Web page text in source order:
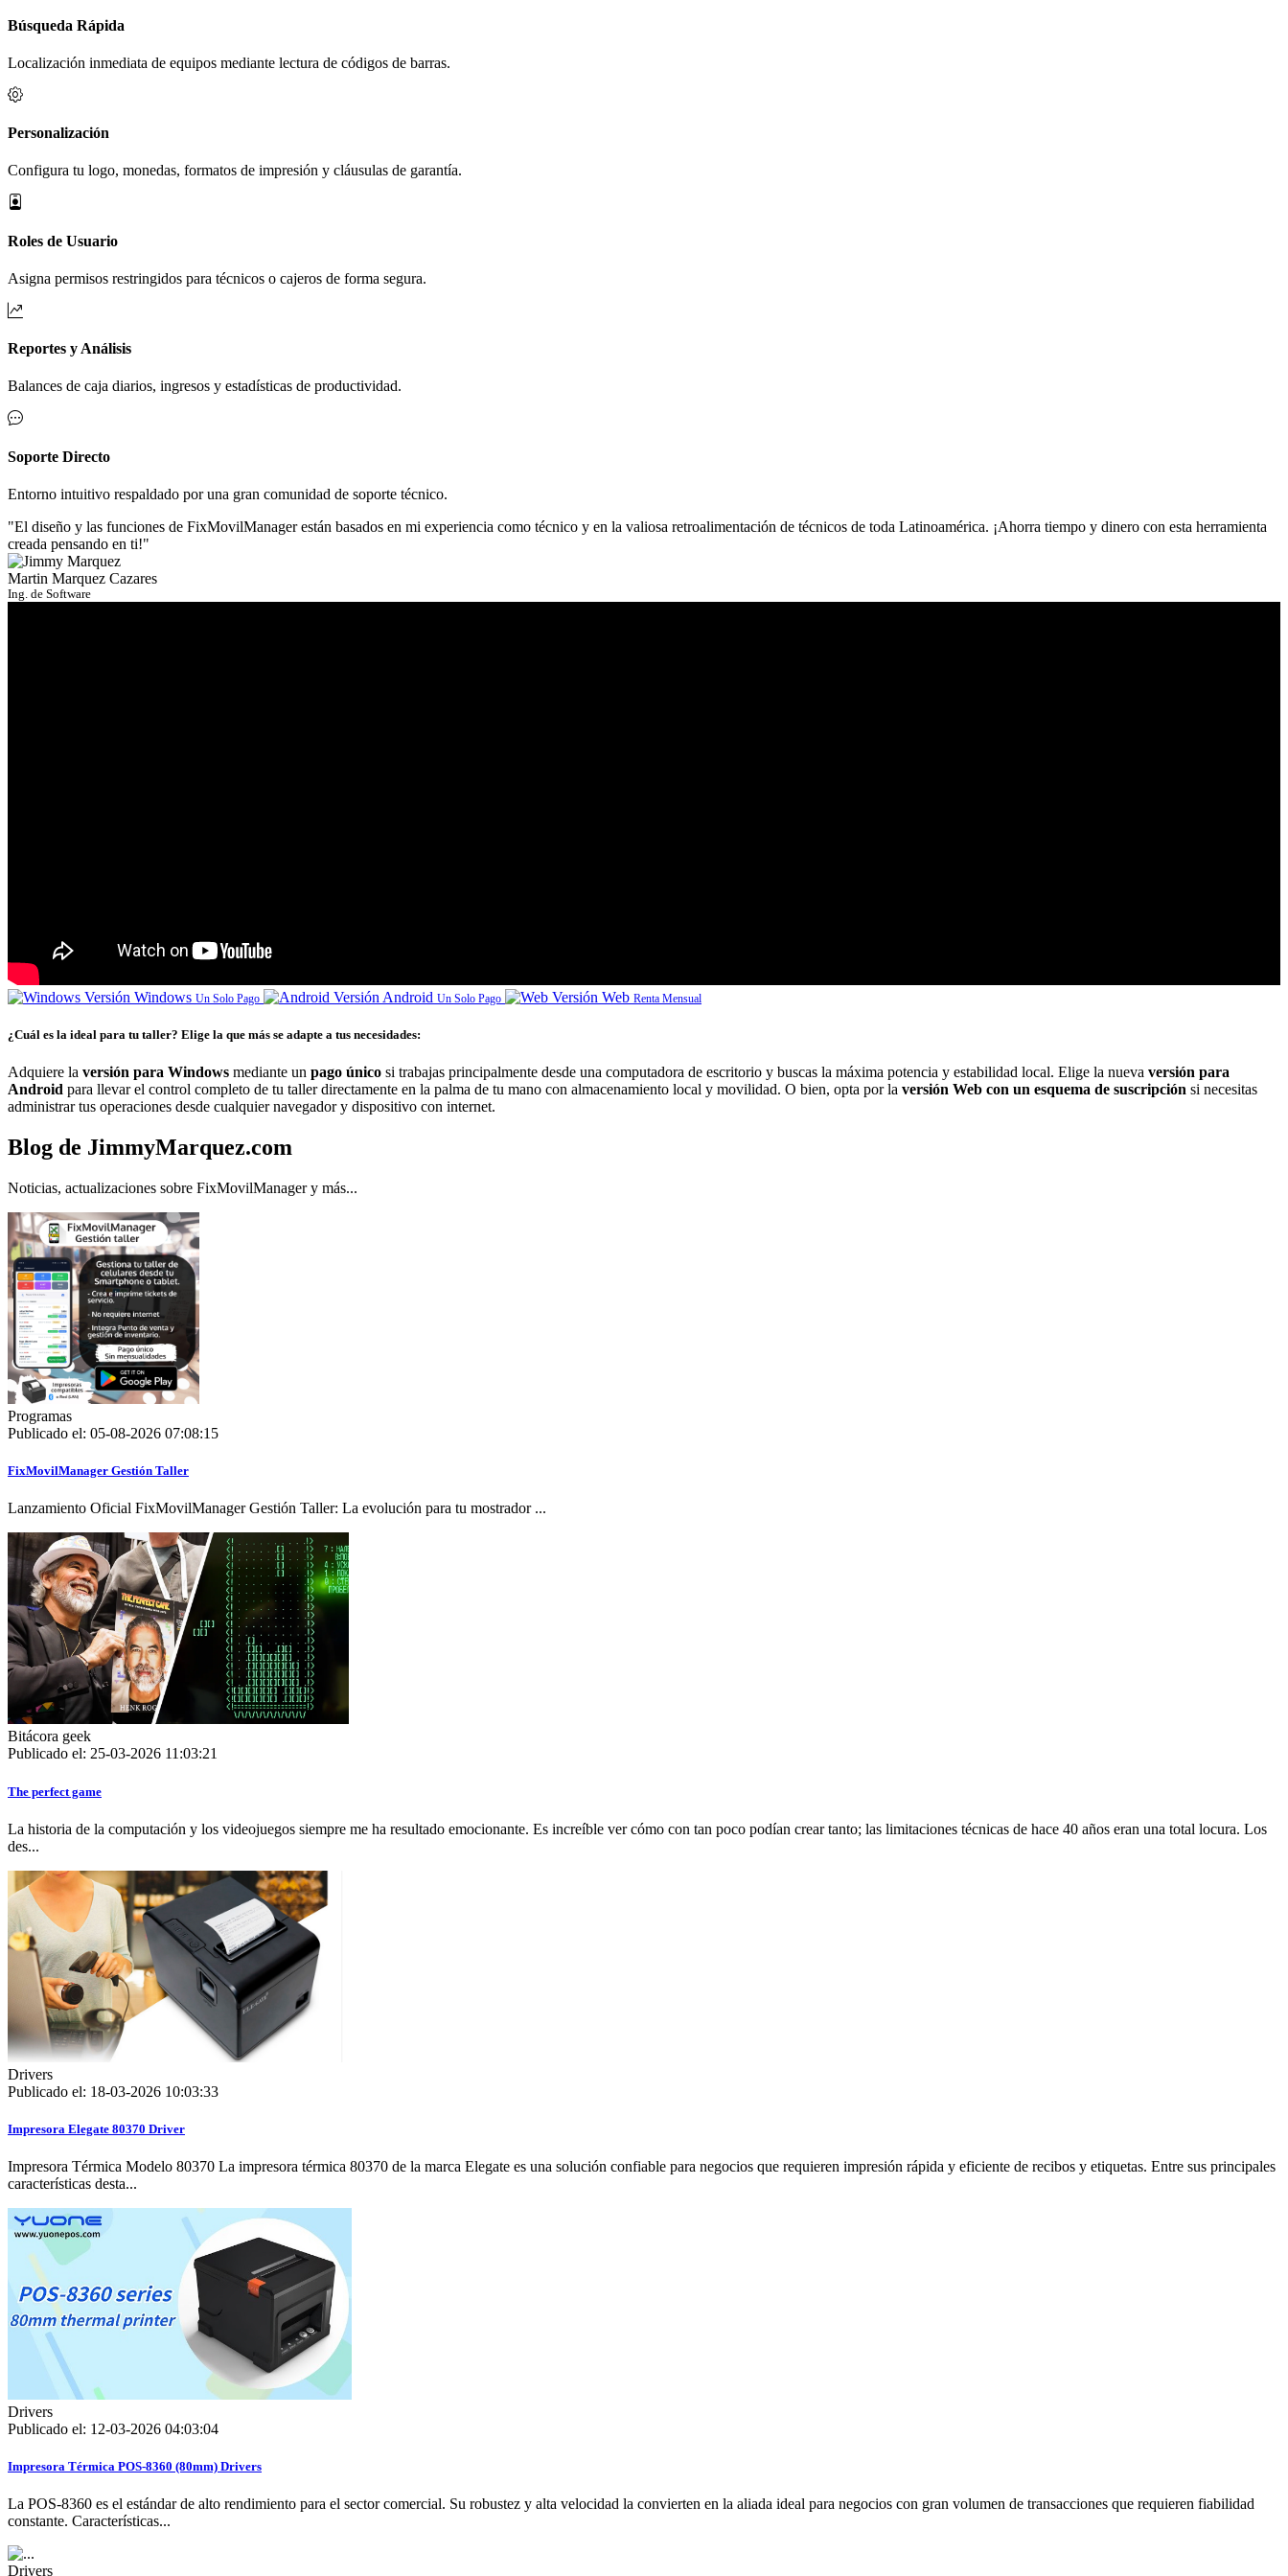
Búsqueda Rápida
Localización inmediata de equipos mediante lectura de códigos de barras.
Personalización
Configura tu logo, monedas, formatos de impresión y cláusulas de garantía.
Roles de Usuario
Asigna permisos restringidos para técnicos o cajeros de forma segura.
Reportes y Análisis
Balances de caja diarios, ingresos y estadísticas de productividad.
Soporte Directo
Entorno intuitivo respaldado por una gran comunidad de soporte técnico.
"El diseño y las funciones de FixMovilManager están basados en mi experiencia como técnico y en la valiosa retroalimentación de técnicos de toda Latinoamérica. ¡Ahorra tiempo y dinero con esta herramienta
creada pensando en ti!"
Martin Marquez Cazares
Ing. de Software
Versión Windows Un Solo Pago Versión Android Un Solo Pago Versión Web Renta Mensual
¿Cuál es la ideal para tu taller? Elige la que más se adapte a tus necesidades:
Adquiere la versión para Windows mediante un pago único si trabajas principalmente desde una computadora de escritorio y buscas la máxima potencia y estabilidad local. Elige la nueva versión para
Android para llevar el control completo de tu taller directamente en la palma de tu mano con almacenamiento local y movilidad. O bien, opta por la versión Web con un esquema de suscripción si necesitas
administrar tus operaciones desde cualquier navegador y dispositivo con internet.
Blog de JimmyMarquez.com
Noticias, actualizaciones sobre FixMovilManager y más...
Programas
Publicado el: 05-08-2026 07:08:15
FixMovilManager Gestión Taller
Lanzamiento Oficial FixMovilManager Gestión Taller: La evolución para tu mostrador ...
Bitácora geek
Publicado el: 25-03-2026 11:03:21
The perfect game
La historia de la computación y los videojuegos siempre me ha resultado emocionante. Es increíble ver cómo con tan poco podían crear tanto; las limitaciones técnicas de hace 40 años eran una total locura. Los
des...
Drivers
Publicado el: 18-03-2026 10:03:33
Impresora Elegate 80370 Driver
Impresora Térmica Modelo 80370 La impresora térmica 80370 de la marca Elegate es una solución confiable para negocios que requieren impresión rápida y eficiente de recibos y etiquetas. Entre sus principales
características desta...
Drivers
Publicado el: 12-03-2026 04:03:04
Impresora Térmica POS-8360 (80mm) Drivers
La POS-8360 es el estándar de alto rendimiento para el sector comercial. Su robustez y alta velocidad la convierten en la aliada ideal para negocios con gran volumen de transacciones que requieren fiabilidad
constante. Características...
Drivers